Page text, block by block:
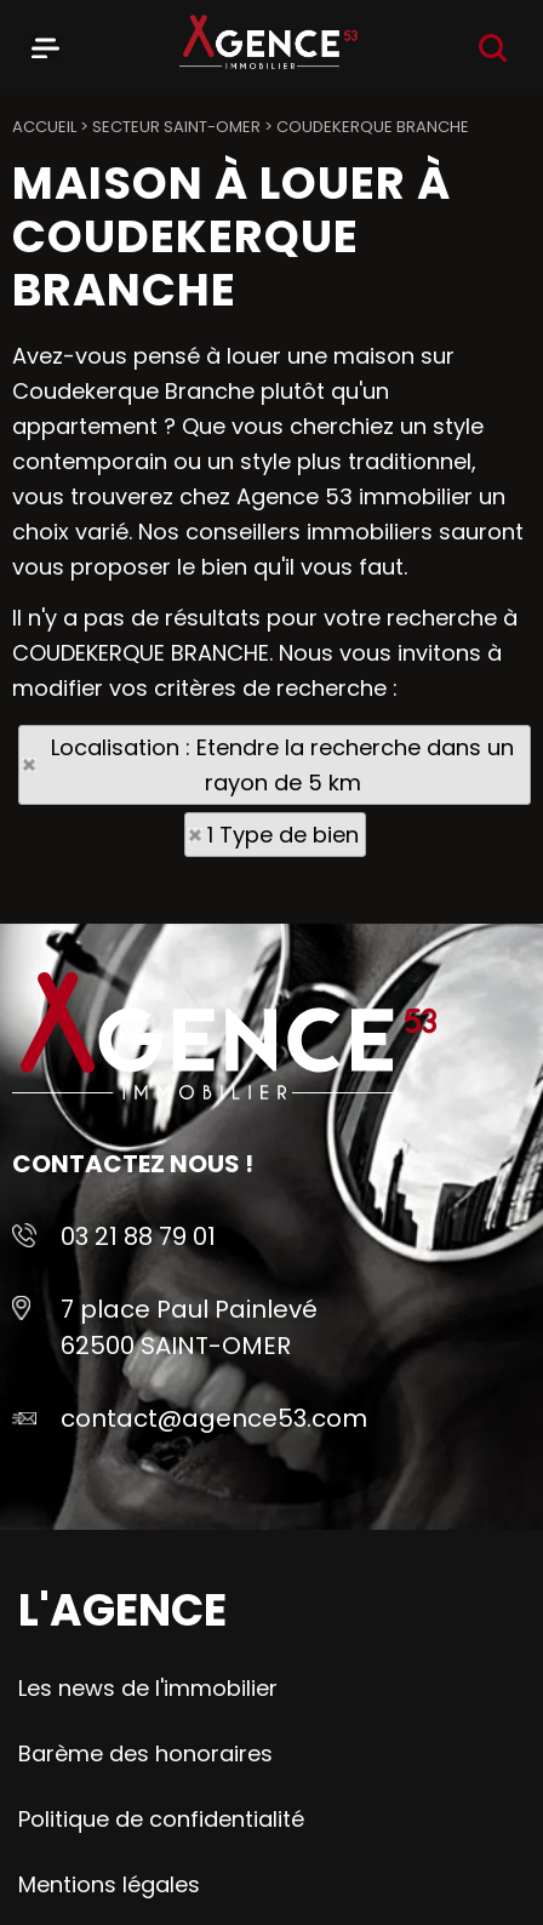
ACCUEIL> SECTEUR SAINT-OMER > COUDEKERQUE BRANCHE
MAISON À LOUER À
COUDEKERQUE
BRANCHE
Avez-vous pensé à louer une maison sur
Coudekerque Branche plutôt qu'un
appartement ? Que vous cherchiez un style
contemporain ou un style plus traditionnel,
vous trouverez chez Agence 53 immobilier un
choix varié. Nos conseillers immobiliers sauront
vous proposer le bien qu'il vous faut.
Il n'y a pas de résultats pour votre recherche à
COUDEKERQUE BRANCHE. Nous vous invitons à
modifier vos critères de recherche :
Localisation : Etendre la recherche dans un
rayon de 5 km
1 Type de bien
CONTACTEZ NOUS !
03 21 88 79 01
7 place Paul Painlevé
62500 SAINT-OMER
contact@agence53.com
L'AGENCE
Les news de l'immobilier
Barème des honoraires
Politique de confidentialité
Mentions légales